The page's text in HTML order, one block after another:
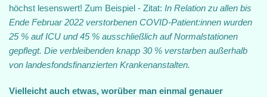
höchst lesenswert! Zum Beispiel - Zitat: In Relation zu allen bis
Ende Februar 2022 verstorbenen COVID-Patient:innen wurden
25 % auf ICU und 45 % ausschließlich auf Normalstationen
gepflegt. Die verbleibenden knapp 30 % verstarben außerhalb
von landesfondsfinanzierten Krankenanstalten.
Vielleicht auch etwas, worüber man einmal genauer